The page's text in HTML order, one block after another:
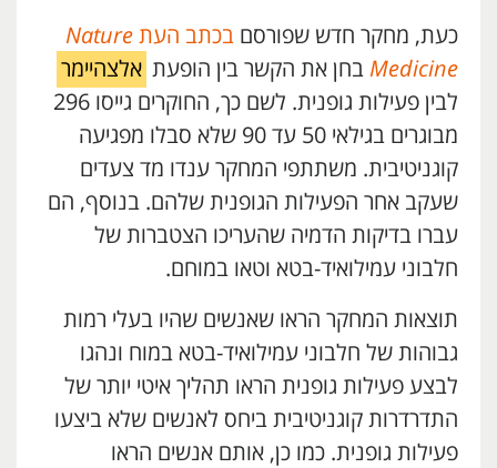
כעת, מחקר חדש שפורסם בכתב העת Nature
Medicine בחן את הקשר בין הופעת אלצהיימר
לבין פעילות גופנית. לשם כך, החוקרים גייסו 296
מבוגרים בגילאי 50 עד 90 שלא סבלו מפגיעה
קוגניטיבית. משתתפי המחקר ענדו מד צעדים
שעקב אחר הפעילות הגופנית שלהם. בנוסף, הם
עברו בדיקות הדמיה שהעריכו הצטברות של
חלבוני עמילואיד-בטא וטאו במוחם.
תוצאות המחקר הראו שאנשים שהיו בעלי רמות
גבוהות של חלבוני עמילואיד-בטא במוח ונהגו
לבצע פעילות גופנית הראו תהליך איטי יותר של
התדרדרות קוגניטיבית ביחס לאנשים שלא ביצעו
פעילות גופנית. כמו כן, אותם אנשים הראו